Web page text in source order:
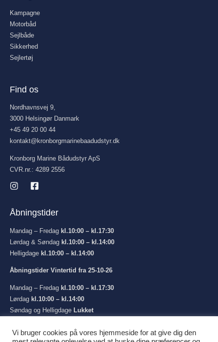
Kampagne
Motorbåd
Sejlbåde
Sikkerhed
Sejlertøj
Find os
Nordhavnsvej 9,
3000 Helsingør Danmark
+45 49 20 00 44
kontakt@kronborgmarinebaadudstyr.dk
Kronborg Marine Bådudstyr ApS
CVR.nr.: 4289 2556
Åbningstider
Mandag – Fredag kl.10:00 – kl.17:30
Lørdag & Søndag kl.10:00 – kl.14:00
Helligdage kl.10:00 – kl.14:00
Åbningstider Vintertid fra 25-10-26
Mandag – Fredag kl.10:00 – kl.17:30
Lørdag kl.10:00 – kl.14:00
Søndag og Helligdage Lukket
Vi bruger cookies på vores hjemmeside for at give dig den